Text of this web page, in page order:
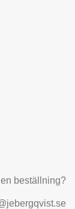
beställning?